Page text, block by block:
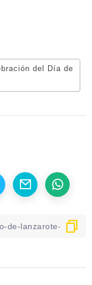
del Día de